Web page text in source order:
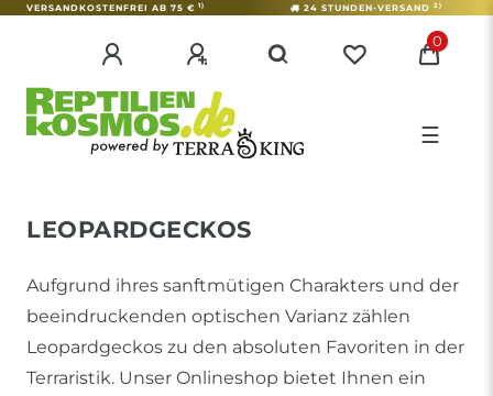
VERSANDKOSTENFREI AB 75 € 1) 24 STUNDEN-VERSAND 2)
0
☰
LEOPARDGECKOS
Aufgrund ihres sanftmütigen Charakters und der
beeindruckenden optischen Varianz zählen
Leopardgeckos zu den absoluten Favoriten in der
Terraristik. Unser Onlineshop bietet Ihnen ein